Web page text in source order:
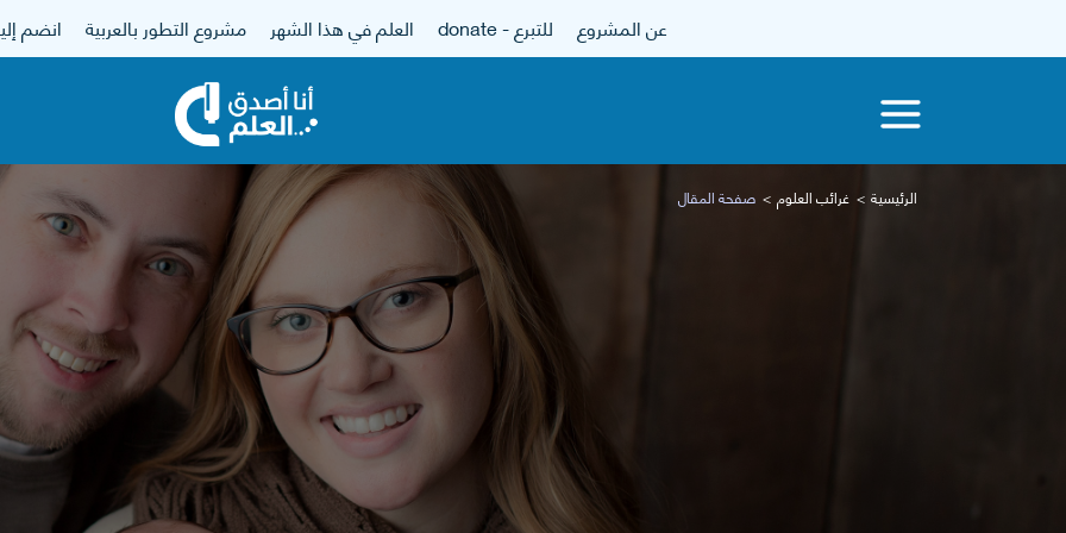
عن المشروع للتبرع - donate العلم في هذا الشهر مشروع التطور بالعربية انضم
الرئيسية غرائب العلوم صفحة المقال